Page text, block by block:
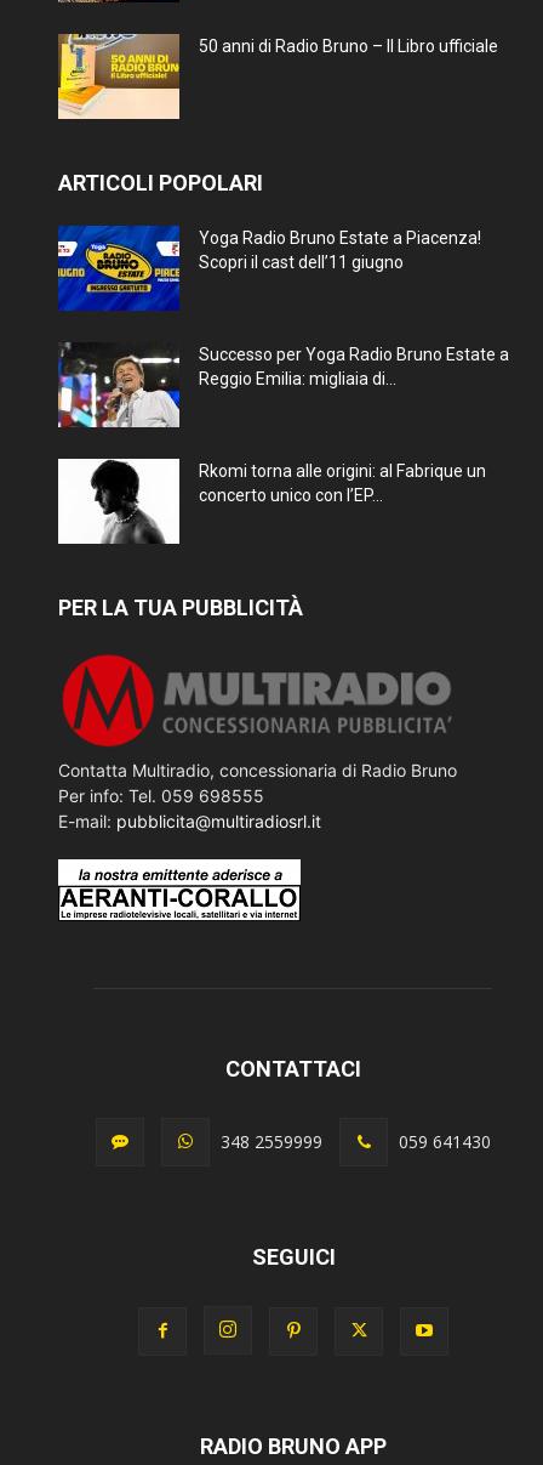
50 anni di Radio Bruno – Il Libro ufficiale
ARTICOLI POPOLARI
Yoga Radio Bruno Estate a Piacenza!
Scopri il cast dell’11 giugno
Successo per Yoga Radio Bruno Estate a
Reggio Emilia: migliaia di...
Rkomi torna alle origini: al Fabrique un
concerto unico con l’EP...
PER LA TUA PUBBLICITÀ
Contatta Multiradio, concessionaria di Radio Bruno
Per info: Tel. 059 698555
E-mail: pubblicita@multiradiosrl.it
CONTATTACI
348 2559999 059 641430
SEGUICI
RADIO BRUNO APP